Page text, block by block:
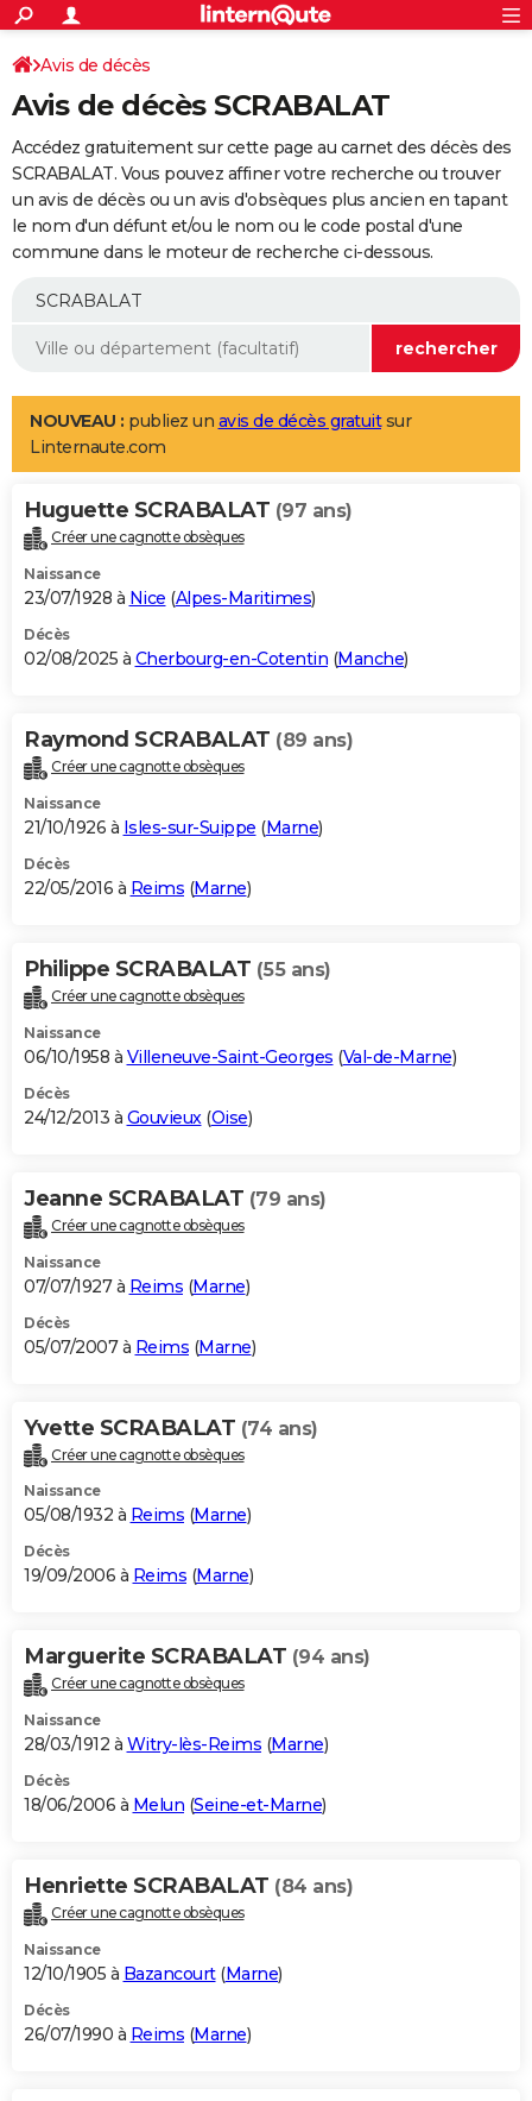
ACTUALITÉS
Politique
Société
Faits Divers
Education
Monde
Villes
+
SPORT
Coupe du monde 2026
Football
Tennis
Cyclisme
Rugby
Forum
Programme TV
TNT
Streaming
Cinéma
Sorties cinéma
Musique
+
FINANCE
Impôts
Immobilier
Risques naturels par ville
Banque
Assurance
Crédit
AUTO
Essais
Réserver un essai
Citadines
Berlines
SUV
Forum auto
+
Mobiles
Meilleur smartphone
Internet
Ordinateurs
Jeux vidéo
Guide high-tech
Aménagement intérieur
LIFESTYLE
Art de vivre
Bien-être
Loisirs
Mode
Modes de vie
Alimentation
Guide de la santé
Maladies
Médicaments
Sommeil
VOYAGE
Destinations
City break
Voyage nature
Voyage de noces
Forum
Climat
+PHOTO
GUIDES D'ACHAT
BONS PLANS
Carte de Noël
Carte Bonne année
Carte Saint-Valentin
Carte Pâques
Carte d'anniversaire
DICTIONNAIRE
Dictionnaire
Biographies
Citations
Expressions
Proverbes
PROGRAMME TV
S'inscrire
Se connecter
Lycées
Collèges
Primaires
Universités
Entreprises
Service militaire
Avis de recherche
AVIS DE DÉCÈS
Bricolage
Lifestyle
Culture
Sport
Auto
Television
Voyage
Cinema
Avis de décès
Avis de décès SCRABALAT
Accédez gratuitement sur cette page au carnet des décès des
SCRABALAT. Vous pouvez affiner votre recherche ou trouver
un avis de décès ou un avis d'obsèques plus ancien en tapant
le nom d'un défunt et/ou le nom ou le code postal d'une
commune dans le moteur de recherche ci-dessous.
NOUVEAU : publiez un avis de décès gratuitsur
Linternaute.com
Huguette SCRABALAT (97 ans)
Créer une cagnotte obsèques
Naissance
23/07/1928 à Nice (Alpes-Maritimes)
Décès
02/08/2025 à Cherbourg-en-Cotentin (Manche)
Raymond SCRABALAT (89 ans)
Créer une cagnotte obsèques
Naissance
21/10/1926 à Isles-sur-Suippe (Marne)
Décès
22/05/2016 à Reims (Marne)
Philippe SCRABALAT (55 ans)
Créer une cagnotte obsèques
Naissance
06/10/1958 à Villeneuve-Saint-Georges (Val-de-Marne)
Décès
24/12/2013 à Gouvieux(Oise)
Jeanne SCRABALAT (79 ans)
Créer une cagnotte obsèques
Naissance
07/07/1927 à Reims (Marne)
Décès
05/07/2007 à Reims (Marne)
Yvette SCRABALAT (74 ans)
Créer une cagnotte obsèques
Naissance
05/08/1932 à Reims (Marne)
Décès
19/09/2006 à Reims (Marne)
Marguerite SCRABALAT (94 ans)
Créer une cagnotte obsèques
Naissance
28/03/1912 à Witry-lès-Reims (Marne)
Décès
18/06/2006 à Melun (Seine-et-Marne)
Henriette SCRABALAT (84 ans)
Créer une cagnotte obsèques
Naissance
12/10/1905 à Bazancourt(Marne)
Décès
26/07/1990 à Reims (Marne)